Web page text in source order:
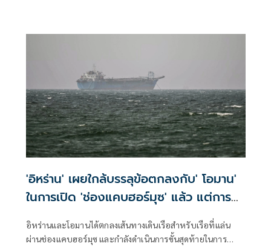
'อิหร่าน' เผยใกล้บรรลุข้อตกลงกับ' โอมาน'
ในการเปิด 'ช่องแคบฮอร์มุซ' แล้ว แต่การ
อิหร่านและโอมานได้ตกลงเส้นทางเดินเรือสำหรับเรือที่แล่น
ผ่านช่องแคบฮอร์มุซ และกำลังดำเนินการขั้นสุดท้ายในการ